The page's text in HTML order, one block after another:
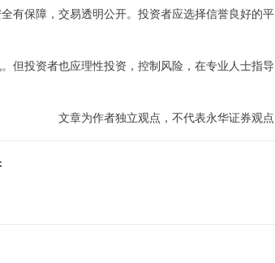
有保障，交易透明公开。投资者应选择信誉良好的平
但投资者也应理性投资，控制风险，在专业人士指导
文章为作者独立观点，不代表永华证券观点